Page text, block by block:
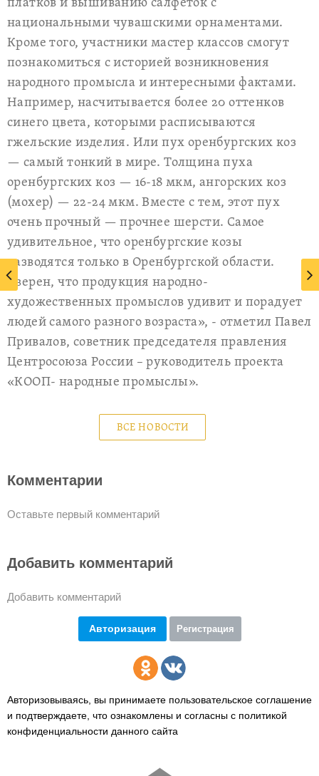
национальными чувашскими орнаментами.
Кроме того, участники мастер классов смогут
познакомиться с историей возникновения
народного промысла и интересными фактами.
Например, насчитывается более 20 оттенков
синего цвета, которыми расписываются
гжельские изделия. Или пух оренбургских коз
— самый тонкий в мире. Толщина пуха
оренбургских коз — 16-18 мкм, ангорских коз
(мохер) — 22-24 мкм. Вместе с тем, этот пух
очень прочный — прочнее шерсти. Самое
удивительное, что оренбургские козы
разводятся только в Оренбургской области.
Уверен, что продукция народно-
художественных промыслов удивит и порадует
людей самого разного возраста», - отметил Павел
Привалов, советник председателя правления
Центросоюза России – руководитель проекта
«КООП- народные промыслы».
ВСЕ НОВОСТИ
Комментарии
Оставьте первый комментарий
Добавить комментарий
Добавить комментарий
Авторизация Регистрация
Авторизовываясь, вы принимаете пользовательское соглашение
и подтверждаете, что ознакомлены и согласны с политикой
конфиденциальности данного сайта